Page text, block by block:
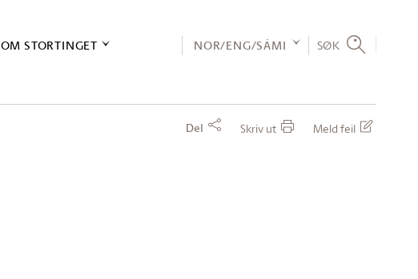
OM STORTINGET NOR/ENG/SÁMI SØK
Del Skriv ut Meld feil